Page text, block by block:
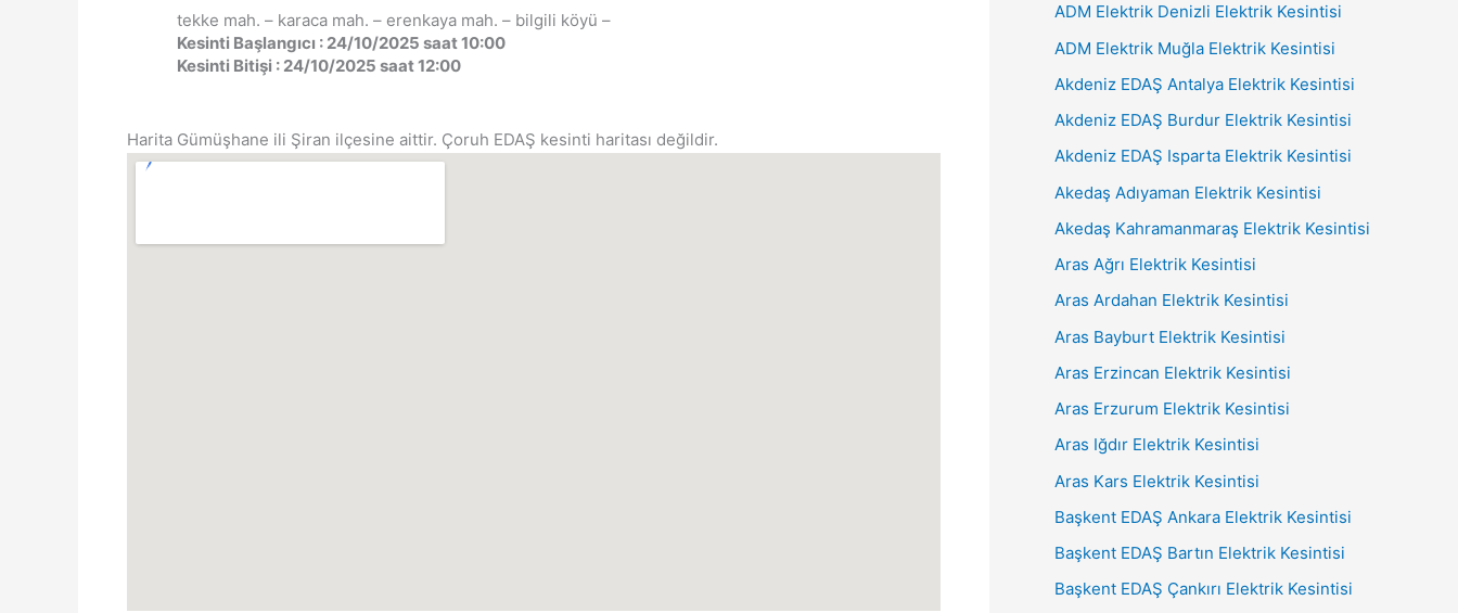
tekke mah. – karaca mah. – erenkaya mah. – bilgili köyü –
Kesinti Başlangıcı : 24/10/2025 saat 10:00
Kesinti Bitişi : 24/10/2025 saat 12:00
Harita Gümüşhane ili Şiran ilçesine aittir. Çoruh EDAŞ kesinti haritası değildir.
ADM Elektrik Denizli Elektrik Kesintisi
ADM Elektrik Muğla Elektrik Kesintisi
Akdeniz EDAŞ Antalya Elektrik Kesintisi
Akdeniz EDAŞ Burdur Elektrik Kesintisi
Akdeniz EDAŞ Isparta Elektrik Kesintisi
Akedaş Adıyaman Elektrik Kesintisi
Akedaş Kahramanmaraş Elektrik Kesintisi
Aras Ağrı Elektrik Kesintisi
Aras Ardahan Elektrik Kesintisi
Aras Bayburt Elektrik Kesintisi
Aras Erzincan Elektrik Kesintisi
Aras Erzurum Elektrik Kesintisi
Aras Iğdır Elektrik Kesintisi
Aras Kars Elektrik Kesintisi
Başkent EDAŞ Ankara Elektrik Kesintisi
Başkent EDAŞ Bartın Elektrik Kesintisi
Başkent EDAŞ Çankırı Elektrik Kesintisi